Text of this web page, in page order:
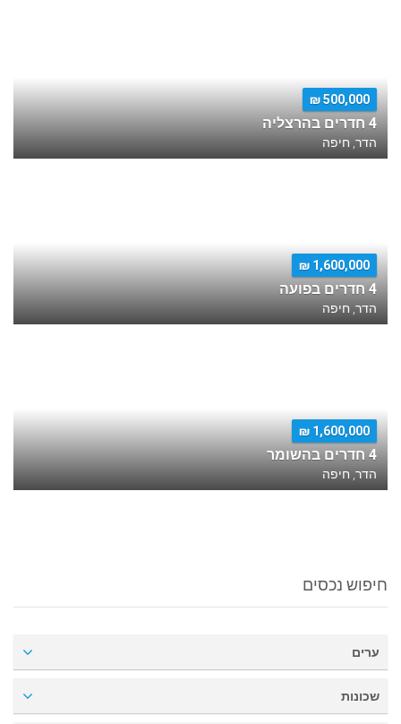
500,000 ₪
4 חדרים בהרצליה
הדר, חיפה
1,600,000 ₪
4 חדרים בפועה
הדר, חיפה
1,600,000 ₪
4 חדרים בהשומר
הדר, חיפה
חיפוש נכסים
ערים
שכונות